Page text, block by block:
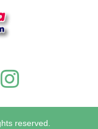
reserved.